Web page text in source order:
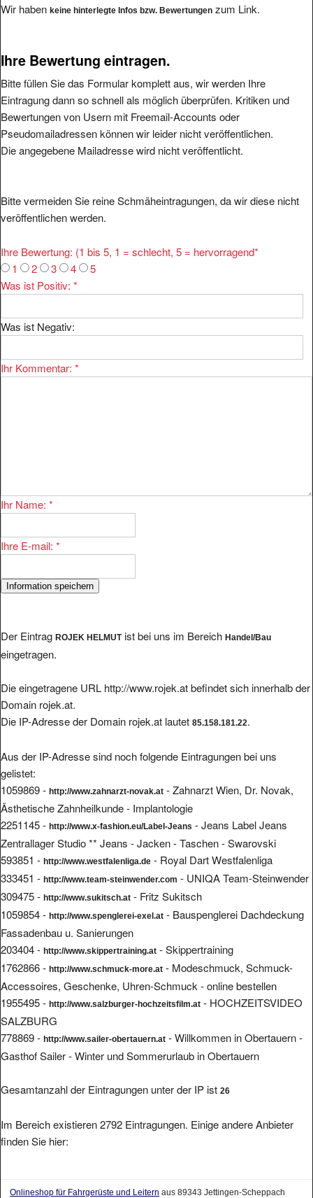
Wir haben keine hinterlegte Infos bzw. Bewertungen zum Link.
Ihre Bewertung eintragen.
Bitte füllen Sie das Formular komplett aus, wir werden Ihre
Eintragung dann so schnell als möglich überprüfen. Kritiken und
Bewertungen von Usern mit Freemail-Accounts oder
Pseudomailadressen können wir leider nicht veröffentlichen.
Die angegebene Mailadresse wird nicht veröffentlicht.
Bitte vermeiden Sie reine Schmäheintragungen, da wir diese nicht
veröffentlichen werden.
Ihre Bewertung: (1 bis 5, 1 = schlecht, 5 = hervorragend*
1
2 3 4
5
Was ist Positiv: *
Was ist Negativ:
Ihr Kommentar: *
Ihr Name: *
Ihre E-mail: *
Der Eintrag ROJEK HELMUTist bei uns im Bereich Handel/Bau
eingetragen.
Die eingetragene URL http://www.rojek.at befindet sich innerhalb der
Domain rojek.at.
Die IP-Adresse der Domain rojek.at lautet 85.158.181.22.
Aus der IP-Adresse sind noch folgende Eintragungen bei uns
gelistet:
1059869 - http://www.zahnarzt-novak.at - Zahnarzt Wien, Dr. Novak,
Ästhetische Zahnheilkunde - Implantologie
2251145 - http://www.x-fashion.eu/Label-Jeans - Jeans Label Jeans
Zentrallager Studio ** Jeans - Jacken - Taschen - Swarovski
593851 - http://www.westfalenliga.de - Royal Dart Westfalenliga
333451 - http://www.team-steinwender.com - UNIQA Team-Steinwender
309475 - http://www.sukitsch.at - Fritz Sukitsch
1059854 - http://www.spenglerei-exel.at - Bauspenglerei Dachdeckung
Fassadenbau u. Sanierungen
203404 - http://www.skippertraining.at - Skippertraining
1762866 - http://www.schmuck-more.at - Modeschmuck, Schmuck-
Accessoires, Geschenke, Uhren-Schmuck - online bestellen
1955495 - http://www.salzburger-hochzeitsfilm.at - HOCHZEITSVIDEO
SALZBURG
778869 - http://www.sailer-obertauern.at - Willkommen in Obertauern -
Gasthof Sailer - Winter und Sommerurlaub in Obertauern
Gesamtanzahl der Eintragungen unter der IP ist 26
Im Bereich existieren 2792 Eintragungen. Einige andere Anbieter
finden Sie hier:
Onlineshop für Fahrgerüste und Leitern aus 89343 Jettingen-Scheppach